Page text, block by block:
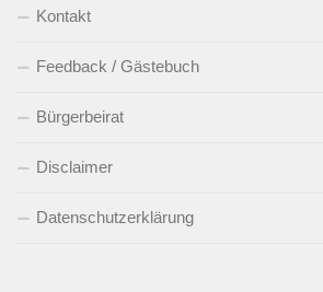
Kontakt
Feedback / Gästebuch
Bürgerbeirat
Disclaimer
Datenschutzerklärung